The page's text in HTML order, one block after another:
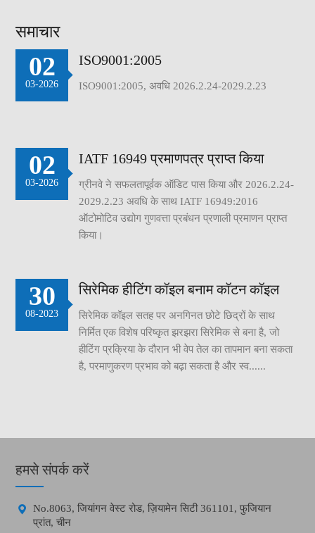
समाचार
ISO9001:2005
ISO9001:2005, अवधि 2026.2.24-2029.2.23
02
03-2026
IATF 16949 प्रमाणपत्र प्राप्त किया
ग्रीनवे ने सफलतापूर्वक ऑडिट पास किया और 2026.2.24-
2029.2.23 अवधि के साथ IATF 16949:2016
ऑटोमोटिव उद्योग गुणवत्ता प्रबंधन प्रणाली प्रमाणन प्राप्त
किया।
02
03-2026
सिरेमिक हीटिंग कॉइल बनाम कॉटन कॉइल
सिरेमिक कॉइल सतह पर अनगिनत छोटे छिद्रों के साथ
निर्मित एक विशेष परिष्कृत झरझरा सिरेमिक से बना है, जो
हीटिंग प्रक्रिया के दौरान भी वेप तेल का तापमान बना सकता
है, परमाणुकरण प्रभाव को बढ़ा सकता है और स्व......
30
08-2023
हमसे संपर्क करें

No.8063, जियांगन वेस्ट रोड, ज़ियामेन सिटी 361101, फुजियान
प्रांत, चीन